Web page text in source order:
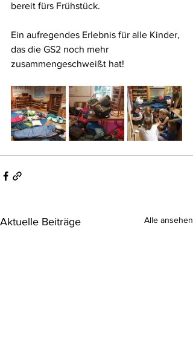
bereit fürs Frühstück.
Ein aufregendes Erlebnis für alle Kinder,
das die GS2 noch mehr
zusammengeschweißt hat!
Aktuelle Beiträge Alle ansehen